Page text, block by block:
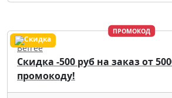
ПРОМОКОД
Befree
Скидка -500 руб на заказ от
промокоду!